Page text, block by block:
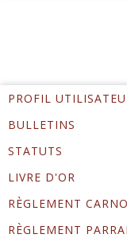
PROFIL
BULLETINS
STATUTS
LIVRE D'OR
RÈGLEMENT
RÈGLEMENT